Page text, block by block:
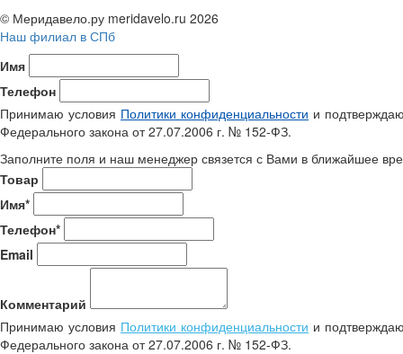
© Меридавело.ру meridavelo.ru 2026
Наш филиал в СПб
Имя
Телефон
Принимаю условия Политики конфиденциальности и
Федерального закона от 27.07.2006 г. № 152-ФЗ.
Заполните поля и наш менеджер связется с Вами в ближайшее
Товар
Имя*
Телефон*
Email
Комментарий
Принимаю условия Политики конфиденциальности и
Федерального закона от 27.07.2006 г. № 152-ФЗ.